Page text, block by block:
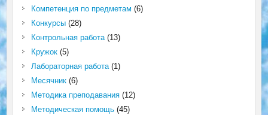
Компетенция по предметам (6)
Конкурсы(28)
Контрольная работа(13)
Кружок(5)
Лабораторная работа(1)
Месячник(6)
Методика преподавания(12)
Методическая помощь(45)